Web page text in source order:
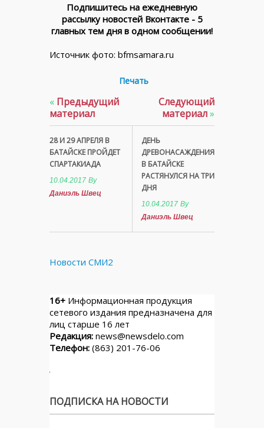
Подпишитесь на ежедневную
рассылку новостей Вконтакте - 5
главных тем дня в одном сообщении!
Источник фото: bfmsamara.ru
Печать
« Предыдущий
материал
28 И 29 АПРЕЛЯ В
БАТАЙСКЕ ПРОЙДЕТ
СПАРТАКИАДА
10.04.2017 By
Даниэль Швец
Следующий
материал»
ДЕНЬ
ДРЕВОНАСАЖДЕНИЯ
В БАТАЙСКЕ
РАСТЯНУЛСЯ НА ТРИ
ДНЯ
10.04.2017 By
Даниэль Швец
Новости СМИ2
16+ Информационная продукция
сетевого издания предназначена для
лиц старше 16 лет
Редакция: news@newsdelo.com
Телефон: (863) 201-76-06
ПОДПИСКА НА НОВОСТИ